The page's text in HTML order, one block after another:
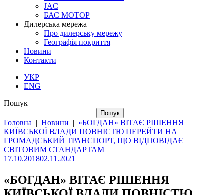
JAC
БАС МОТОР
Дилерська мережа
Про дилерську мережу
Географія покриття
Новини
Контакти
УКР
ENG
Пошук
Пошук
Головна | Новини | «БОГДАН» ВІТАЄ РІШЕННЯ
КИЇВСЬКОЇ ВЛАДИ ПОВНІСТЮ ПЕРЕЙТИ НА
ГРОМАДСЬКИЙ ТРАНСПОРТ, ЩО ВІДПОВІДАЄ
СВІТОВИМ СТАНДАРТАМ
17.10.201802.11.2021
«БОГДАН» ВІТАЄ РІШЕННЯ